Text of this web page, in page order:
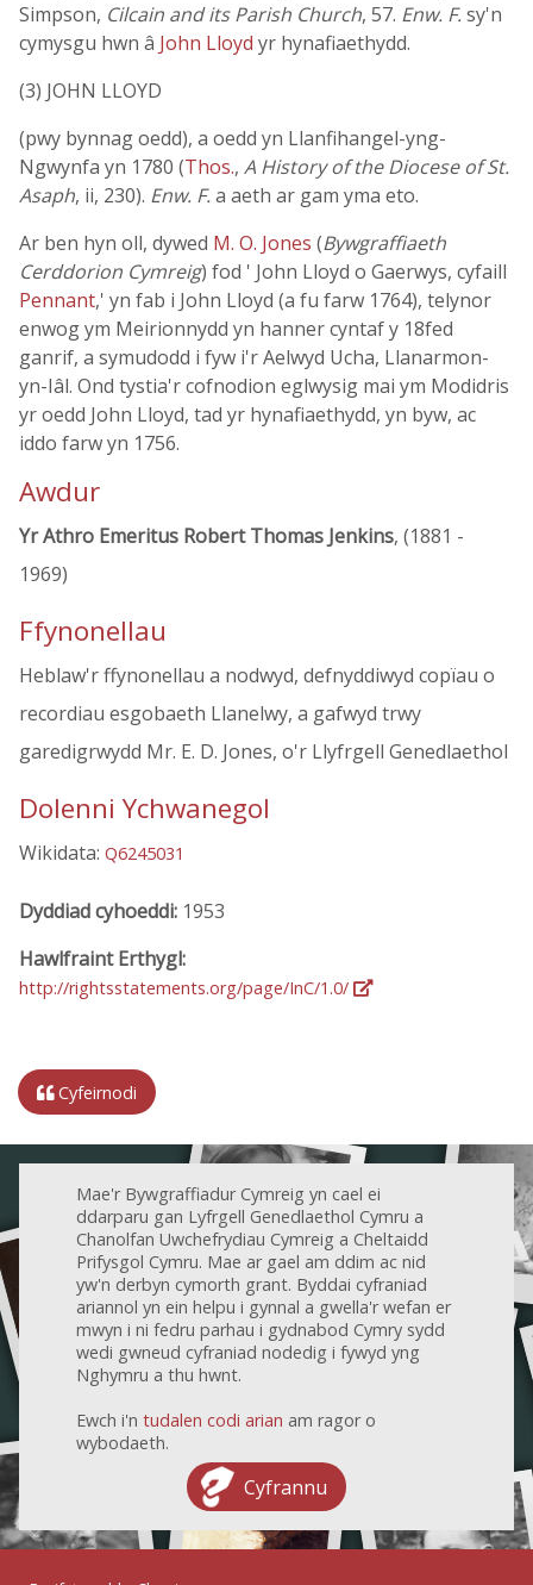
Simpson, Cilcain and its Parish Church, 57. Enw. F.sy'n
cymysgu hwn â John Lloyd yr hynafiaethydd.
(3) JOHN LLOYD
(pwy bynnag oedd), a oedd yn Llanfihangel-yng-
Ngwynfa yn 1780 (Thos., A History of the Diocese of St.
Asaph, ii, 230). Enw. F.a aeth ar gam yma eto.
Ar ben hyn oll, dywed M. O. Jones (Bywgraffiaeth
Cerddorion Cymreig) fod ' John Lloyd o Gaerwys, cyfaill
Pennant,' yn fab i John Lloyd (a fu farw 1764), telynor
enwog ym Meirionnydd yn hanner cyntaf y 18fed
ganrif, a symudodd i fyw i'r Aelwyd Ucha, Llanarmon-
yn-Iâl. Ond tystia'r cofnodion eglwysig mai ym Modidris
yr oedd John Lloyd, tad yr hynafiaethydd, yn byw, ac
iddo farw yn 1756.
Awdur
Yr Athro Emeritus Robert Thomas Jenkins, (1881 -
1969)
Ffynonellau
Heblaw'r ffynonellau a nodwyd, defnyddiwyd copïau o
recordiau esgobaeth Llanelwy, a gafwyd trwy
garedigrwydd Mr. E. D. Jones, o'r Llyfrgell Genedlaethol
Dolenni Ychwanegol
Wikidata: Q6245031
Dyddiad cyhoeddi: 1953
Hawlfraint Erthygl:
http://rightsstatements.org/page/InC/1.0/
Cyfeirnodi
Mae'r Bywgraffiadur Cymreig yn cael ei
ddarparu gan Lyfrgell Genedlaethol Cymru a
Chanolfan Uwchefrydiau Cymreig a Cheltaidd
Prifysgol Cymru. Mae ar gael am ddim ac nid
yw'n derbyn cymorth grant. Byddai cyfraniad
ariannol yn ein helpu i gynnal a gwella'r wefan er
mwyn i ni fedru parhau i gydnabod Cymry sydd
wedi gwneud cyfraniad nodedig i fywyd yng
Nghymru a thu hwnt.
Ewch i'n tudalen codi arian am ragor o
wybodaeth.
Cyfrannu